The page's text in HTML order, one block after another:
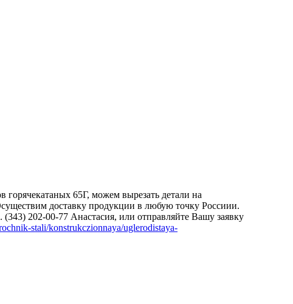
горячекатаных 65Г, можем вырезать детали на
доставку продукции в любую точку Россиии.
202-00-77 Анастасия, или отправляйте Вашу заявку
stali/konstrukczionnaya/uglerodistaya-